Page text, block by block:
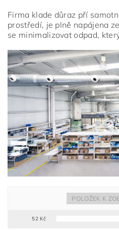
Firma klade důraz pří
prostředí, je plně napájena
se minimalizovat odpad,
52Kč
POLOŽEK K